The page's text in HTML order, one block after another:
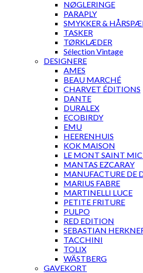
NØGLERINGE
PARAPLY
SMYKKER &
TASKER
TØRKLÆDER
Sélection Vintage
DESIGNERE
AMES
BEAU MARCHÉ
CHARVET ÉDITIONS
DANTE
DURALEX
ECOBIRDY
EMU
HEERENHUIS
KOK MAISON
LE MONT SAINT
MANTAS EZCARAY
MANUFACTURE DE
MARIUS FABRE
MARTINELLI LUCE
PETITE FRITURE
PULPO
RED EDITION
SEBASTIAN
TACCHINI
TOLIX
WÄSTBERG
GAVEKORT